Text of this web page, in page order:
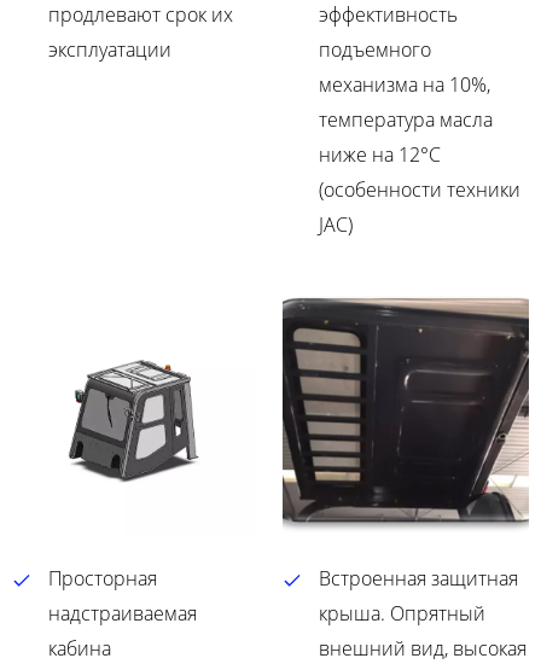
продлевают срок их
эксплуатации
эффективность
подъемного
механизма на 10%,
температура масла
ниже на 12°C
(особенности техники
JAC)
Просторная
надстраиваемая
кабина
Встроенная защитная
крыша. Опрятный
внешний вид, высокая